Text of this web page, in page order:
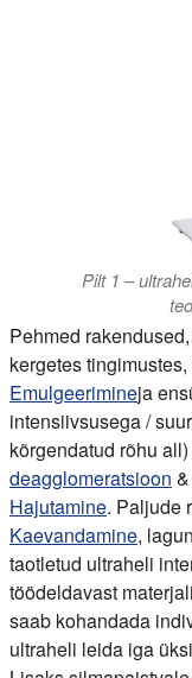
Pilt 1 –
Pehmed
kergetes
Emulgeerimineja
intensiivsusega /
kõrgendatud rõhu
deagglomeratsioon
Hajutamine. Paljude
Kaevandamine,
taotletud ultraheli
töödeldavast
saab kohandada
ultraheli leida iga